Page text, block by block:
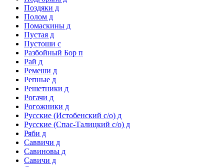
Поздяки д
Полом д
Помаскины д
Пустая д
Пустоши с
Разбойный Бор п
Рай д
Ремеши д
Репные д
Решетники д
Рогачи д
Рогожники д
Русские (Истобенский с/о) д
Русские (Спас-Талицкий с/о) д
Ряби д
Саввичи д
Савиновы д
Савичи д